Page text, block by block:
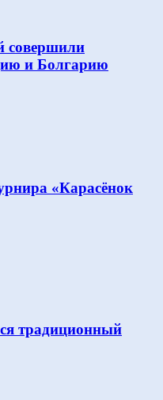
совершили
и Болгарию
«Карасёнок
традиционный